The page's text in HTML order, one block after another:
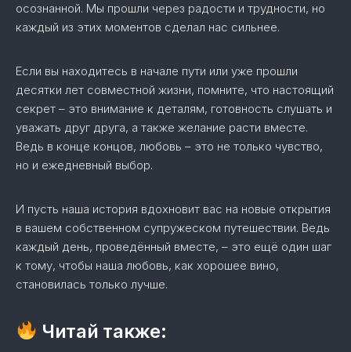
осознанной. Мы прошли через радости и трудности, но
каждый из этих моментов сделал нас сильнее.
Если вы находитесь в начале пути или уже прошли
десятки лет совместной жизни, помните, что настоящий
секрет – это внимание к деталям, готовность слушать и
уважать друг друга, а также желание расти вместе.
Ведь в конце концов, любовь – это не только чувство,
но и ежедневный выбор.
И пусть наша история вдохновит вас на новые открытия
в вашем собственном супружеском путешествии. Ведь
каждый день, проведённый вместе, – это ещё один шаг
к тому, чтобы наша любовь, как хорошее вино,
становилась только лучше.
Читай также: